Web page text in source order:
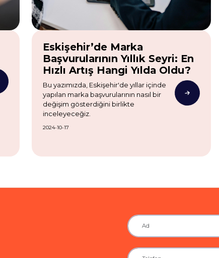
Eskişehir’de Marka
Başvurularının Yıllık Seyri: En
Hızlı Artış Hangi Yılda Oldu?
Bu yazımızda, Eskişehir'de yıllar içinde
yapılan marka başvurularının nasıl bir
değişim gösterdiğini birlikte
inceleyeceğiz.
2024-10-17